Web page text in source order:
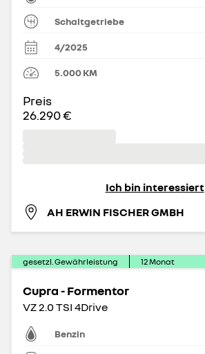
Schaltgetriebe
4/2025
5.000KM
Preis
26.290 €
Ich bin interessiert
AH ERWIN FISCHER GMBH
gesetzl. Gewährleistung 12Monat
Cupra - Formentor
VZ 2.0 TSI 4Drive
Benzin